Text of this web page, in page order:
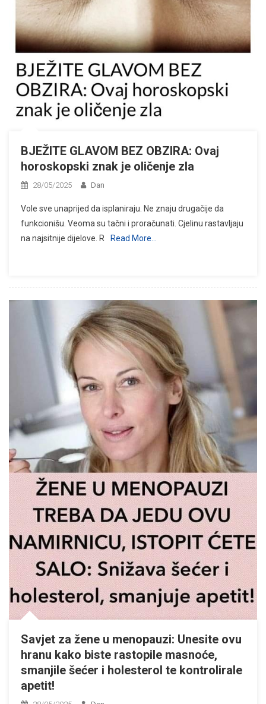
BJEŽITE GLAVOM BEZ OBZIRA: Ovaj
horoskopski znak je oličenje zla
28/05/2025 Dan
Vole sve unaprijed da isplaniraju. Ne znaju drugačije da
funkcionišu. Veoma su tačni i proračunati. Cjelinu rastavljaju
na najsitnije dijelove. R
Read More…
Savjet za žene u menopauzi: Unesite ovu
hranu kako biste rastopile masnoće,
smanjile šećer i holesterol te kontrolirale
apetit!